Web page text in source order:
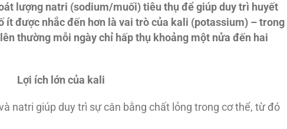
lượng natri (sodium/muối) tiêu thụ để giúp duy trì huyết
ít được nhắc đến hơn là vai trò của kali (potassium) – trong
thường mỗi ngày chỉ hấp thụ khoảng một nửa đến hai
Lợi ích lớn của kali
natri giúp duy trì sự cân bằng chất lỏng trong cơ thể, từ đó